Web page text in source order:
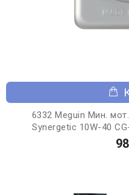
6332 Meguin Мин.
Synergetic 10W-40